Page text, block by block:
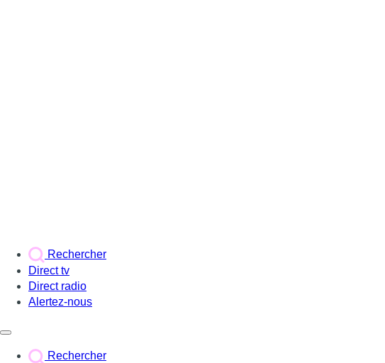
Rechercher
Direct tv
Direct radio
Alertez-nous
Rechercher